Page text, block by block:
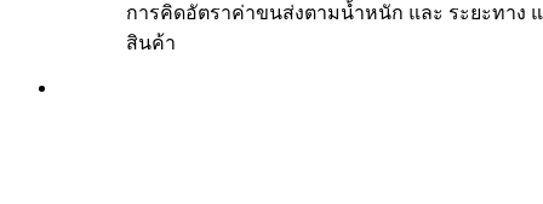
การคิดอัตราค่าขนส่งตามน้ำหนัก และ ระยะทาง
สินค้า